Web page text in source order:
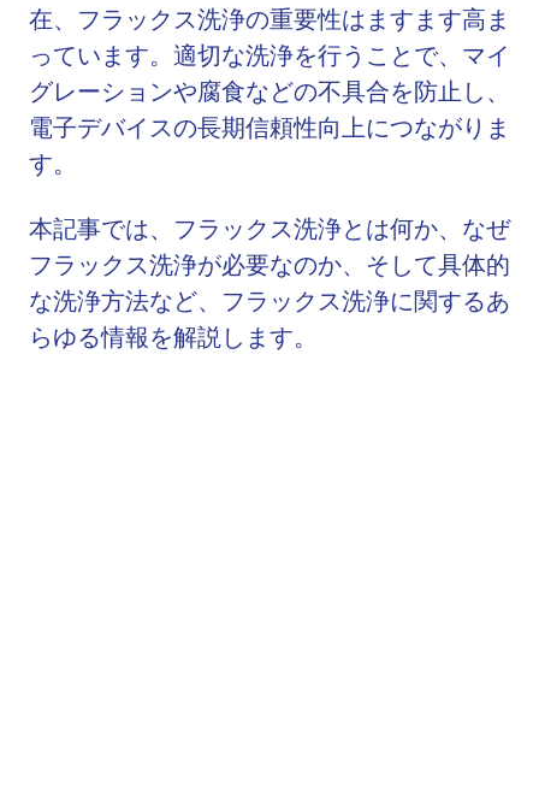
在、フラックス洗浄の重要性はますます高ま
っています。適切な洗浄を行うことで、マイ
グレーションや腐食などの不具合を防止し、
電子デバイスの長期信頼性向上につながりま
す。
本記事では、フラックス洗浄とは何か、なぜ
フラックス洗浄が必要なのか、そして具体的
な洗浄方法など、フラックス洗浄に関するあ
らゆる情報を解説します。